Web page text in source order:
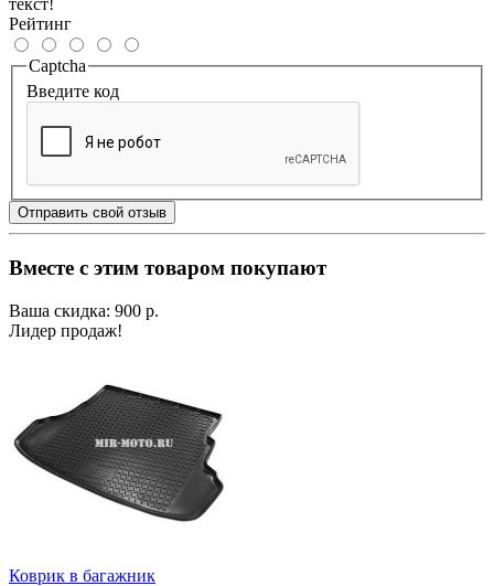
Рейтинг
Captcha
Введите код
Отправить свой отзыв
Вместе с этим товаром покупают
Ваша скидка: 900 р.
Лидер продаж!
Коврик в багажник